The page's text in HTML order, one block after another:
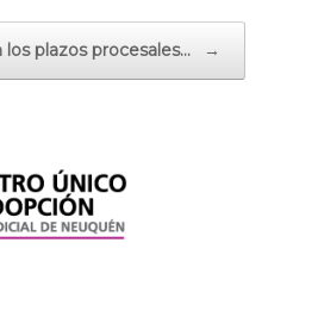
los plazos procesales… →